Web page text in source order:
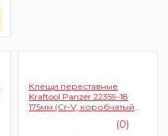
Клещи переставные
Kraftool Panzer 22359-18
175мм (Сr-V, коробчатый
(0)